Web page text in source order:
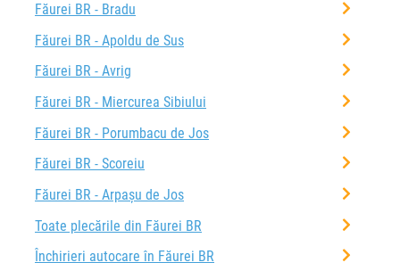
Făurei BR - Bradu
Făurei BR - Apoldu de Sus
Făurei BR - Avrig
Făurei BR - Miercurea Sibiului
Făurei BR - Porumbacu de Jos
Făurei BR - Scoreiu
Făurei BR - Arpașu de Jos
Toate plecările din Făurei BR
Închirieri autocare în Făurei BR